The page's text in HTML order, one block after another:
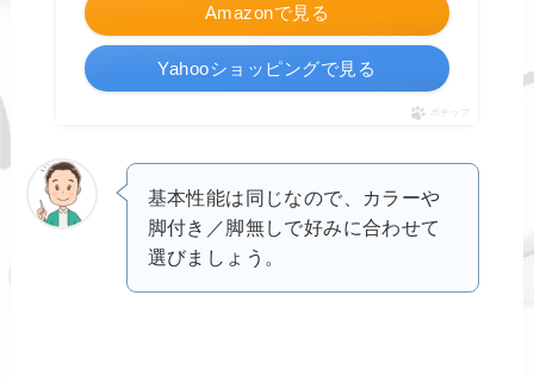
Amazonで見る
Yahooショッピングで見る
ポチップ
基本性能は同じなので、カラーや
脚付き／脚無しで好みに合わせて
選びましょう。